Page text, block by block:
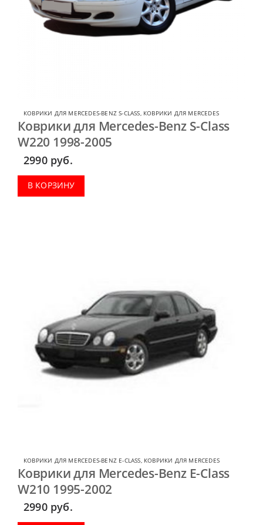
КОВРИКИ ДЛЯ MERCEDES-BENZ S-CLASS, КОВРИКИ ДЛЯ MERCEDES
Коврики для Mercedes-Benz S-Class
W220 1998-2005
2990 руб.
В КОРЗИНУ
КОВРИКИ ДЛЯ MERCEDES-BENZ E-CLASS КОВРИКИ ДЛЯ MERCEDES
Коврики для Mercedes-Benz E-Class
W210 1995-2002
2990 руб.